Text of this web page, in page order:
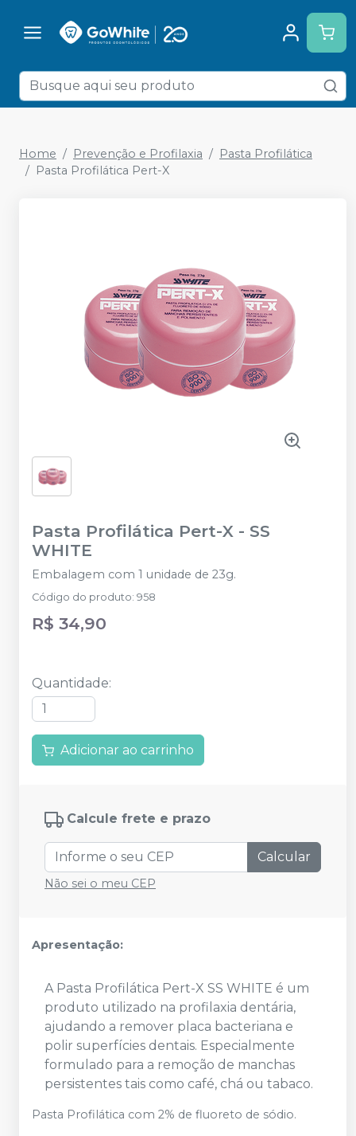
Home Prevenção e Profilaxia
Pasta Profilática
Pasta Profilática Pert-X
Pasta Profilática Pert-X - SS
WHITE
Embalagem com 1 unidade de 23g.
Código do produto: 958
R$ 34,90
Quantidade:
Adicionar ao carrinho
Calcule frete e prazo
Calcular
Não sei o meu CEP
Apresentação:
A Pasta Profilática Pert-X SS WHITE é um
produto utilizado na profilaxia dentária,
ajudando a remover placa bacteriana e
polir superfícies dentais. Especialmente
formulado para a remoção de manchas
persistentes tais como café, chá ou tabaco.
Pasta Profilática com 2% de fluoreto de sódio.